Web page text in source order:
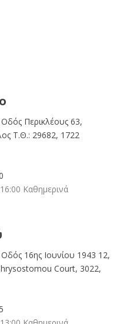
Οδός Περικλέους 63,
Τ.Θ.: 29682, 1722
Καθημερινά
Οδός 16ης Ιουνίου 1943 12,
Court, 3022,